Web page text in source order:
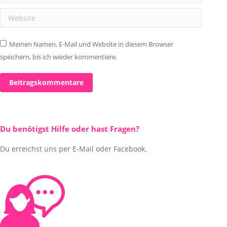
Website
Meinen Namen, E-Mail und Website in diesem Browser
speichern, bis ich wieder kommentiere.
Beitragskommentare
Du benötigst Hilfe oder hast Fragen?
Du erreichst uns per E-Mail oder Facebook.